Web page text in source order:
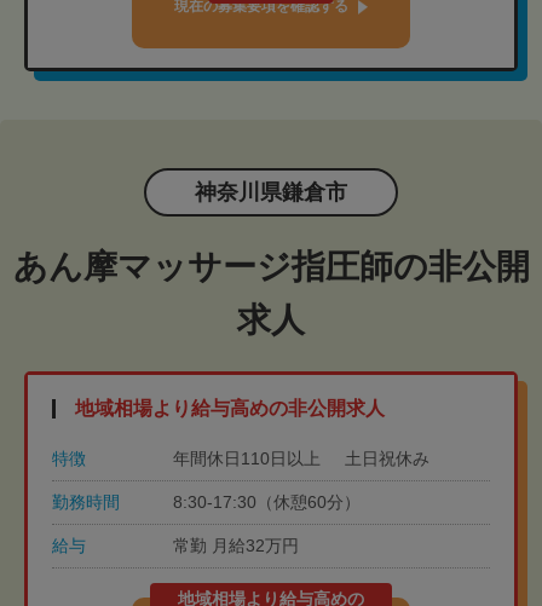
現在の募集要項を確認する
神奈川県鎌倉市
あん摩マッサージ指圧師の非公開
求人
地域相場より給与高めの非公開求人
特徴 年間休日110日以上 土日祝休み
勤務時間 8:30-17:30（休憩60分）
給与 常勤 月給32万円
地域相場より給与高めの